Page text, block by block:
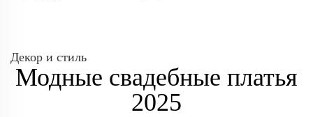
Декор и стиль
Модные свадебные платья
2025